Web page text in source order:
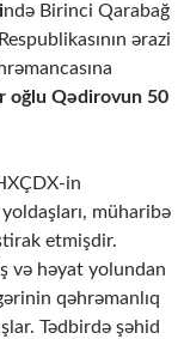
ndə Birinci Qarabağ
ərazi
oğlu Qədirovun 50
in
müharibə
etmişdir.
və həyat yolundan
qəhrəmanlıq
Tədbirdə şəhid